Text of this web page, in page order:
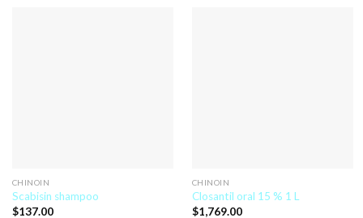
CHINOIN
Scabisin shampoo
$137.00
CHINOIN
Closantil oral 15 % 1 L
$1,769.00